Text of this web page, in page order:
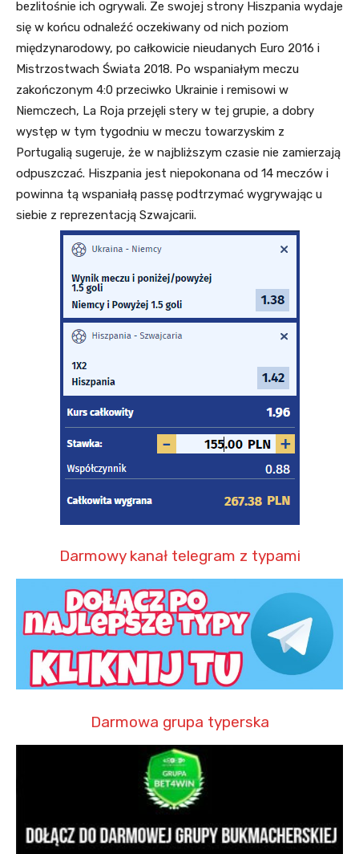
bezlitośnie ich ogrywali. Ze swojej strony Hiszpania wydaje
się w końcu odnaleźć oczekiwany od nich poziom
międzynarodowy, po całkowicie nieudanych Euro 2016 i
Mistrzostwach Świata 2018. Po wspaniałym meczu
zakończonym 4:0 przeciwko Ukrainie i remisowi w
Niemczech, La Roja przejęli stery w tej grupie, a dobry
występ w tym tygodniu w meczu towarzyskim z
Portugalią sugeruje, że w najbliższym czasie nie zamierzają
odpuszczać. Hiszpania jest niepokonana od 14 meczów i
powinna tą wspaniałą passę podtrzymać wygrywając u
siebie z reprezentacją Szwajcarii.
Darmowy kanał telegram z typami
Darmowa grupa typerska